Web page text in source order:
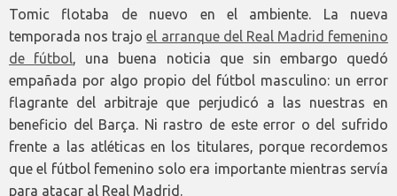
Tomic flotaba de nuevo en el ambiente. La nueva
temporada nos trajoel arranque del Real Madrid femenino
de fútbol, una buena noticia que sin embargo quedó
empañada por algo propio del fútbol masculino: un error
flagrante del arbitraje que perjudicó a las nuestras en
beneficio del Barça. Ni rastro de este error o del sufrido
frente a las atléticas en los titulares, porque recordemos
que el fútbol femenino solo era importante mientras servía
para atacar al Real Madrid.